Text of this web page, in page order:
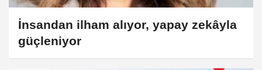
İnsandan ilham alıyor, yapay zekâyla
güçleniyor